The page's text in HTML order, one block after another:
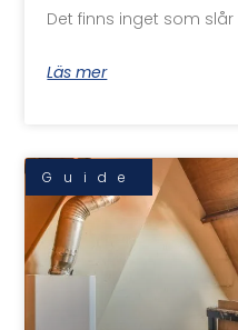
Det finns inget som
Läs mer
Guide